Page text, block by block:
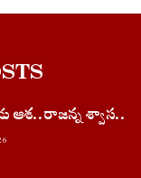
ఆశ..రాజన్న శ్వాస..